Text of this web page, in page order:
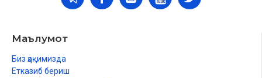
Маълумот
Биз ҳақимизда
Етказиб бериш